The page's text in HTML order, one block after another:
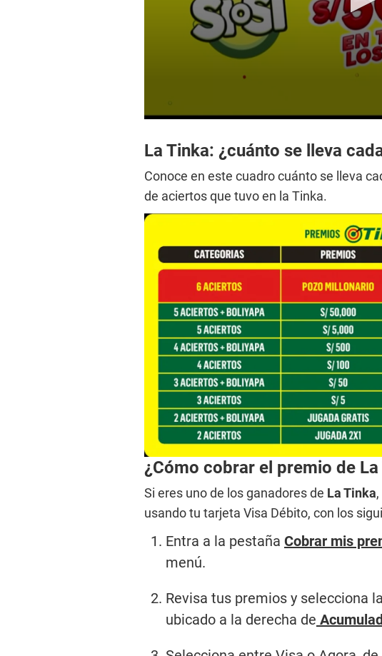
e
c
o
n
d
s
o
o
u
m
e
9
%
La Tinka: ¿cuánto se lleva
Conoce en este cuadro cuánto se lleva
de aciertos que tuvo en la Tinka.
¿Cómo cobrar el premio de La
Si eres uno de los ganadores de La Tinka
usando tu tarjeta Visa Débito, con los
Entra a la pestaña Cobrar mis
menú.
Revisa tus premios y selecciona
ubicado a la derecha de